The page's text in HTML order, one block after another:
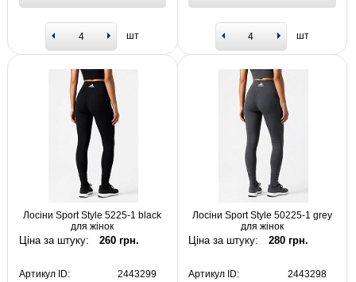
шт шт
Лосіни Sport Style 5225-1 black
для жінок
Ціна за штуку: 260 грн.
Артикул ID:
2443299
Лосіни Sport Style 50225-1 grey
для жінок
Ціна за штуку: 280 грн.
Артикул ID:
2443298